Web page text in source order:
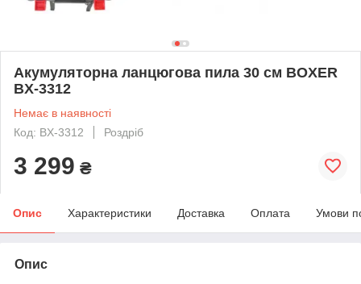
Акумуляторна ланцюгова пила 30 см BOXER
BX-3312
Немає в наявності
Код: BX-3312
Роздріб
3 299 ₴
Опис Характеристики Доставка Оплата Умови
Опис